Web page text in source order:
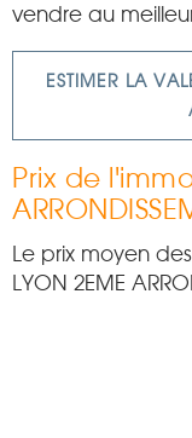
vendre au
ESTIMER LA
Prix de
Le prix moyen
LYON 2EME